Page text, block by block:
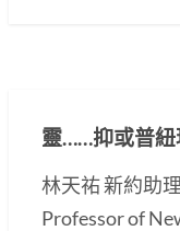
靈……抑或普紐
林天祐 新約助
Professor of